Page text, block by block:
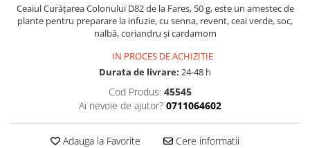
Supliment Calciu
Supliment Complexe
Supliment Magneziu
Supliment Vitamina B
Supliment Vitamina D3
Ceaiul Curățarea Colonului D82 de la Fares, 50 g, este un amestec de
plante pentru preparare la infuzie, cu senna, revent, ceai verde, soc,
nalbă, coriandru și cardamom
IN PROCES DE ACHIZITIE
Durata de livrare: 24-48 h
Cod Produs: 45545
Ai nevoie de ajutor? 0711064602
Adauga la Favorite Cere informatii